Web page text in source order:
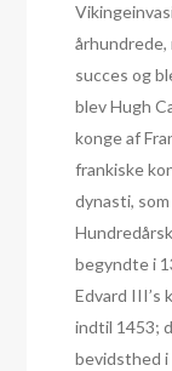
succes og
blev Hugh
konge af
frankiske
dynasti,
begyndte i
Edvard III’s
indtil 1453;
bevidsthed i